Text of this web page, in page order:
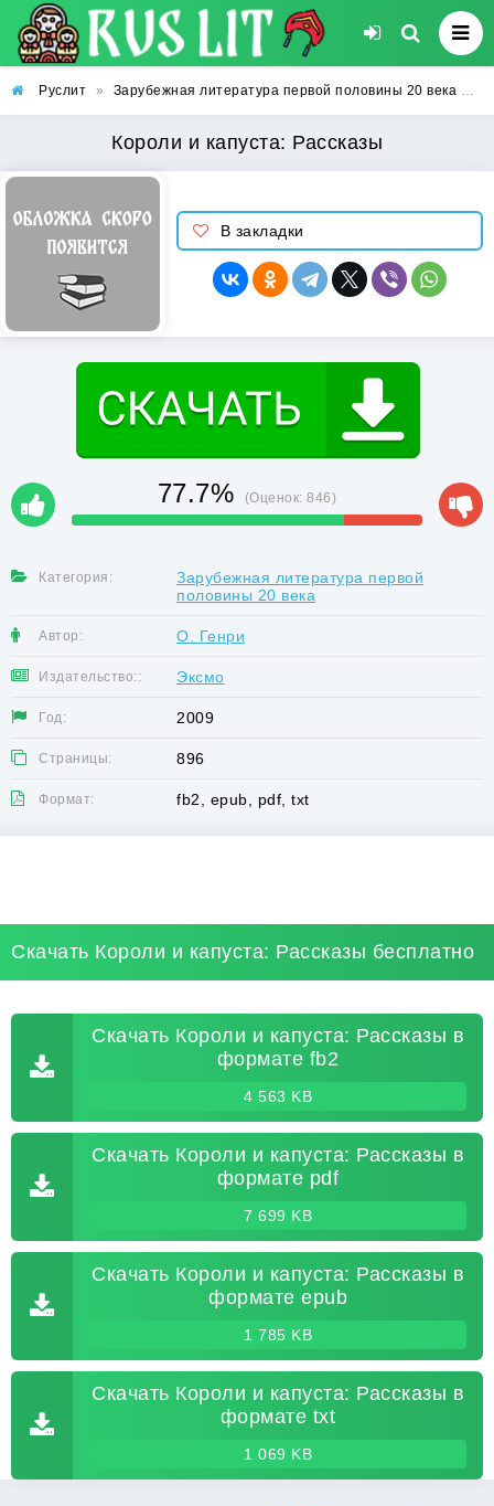
Руслит » Зарубежная литература первой половины 20 века »
Короли и капуста: Рассказы
В закладки
77.7% (Оценок:846)
Категория:
Зарубежная литература первой
половины 20 века
Автор: О. Генри
Издательство:: Эксмо
Год: 2009
Страницы: 896
Формат: fb2, epub, pdf, txt
Скачать Короли и капуста: Рассказы бесплатно
Скачать Короли и капуста: Рассказы в
формате fb2
4 563 KB
Скачать Короли и капуста: Рассказы в
формате pdf
7 699 KB
Скачать Короли и капуста: Рассказы в
формате epub
1 785 KB
Скачать Короли и капуста: Рассказы в
формате txt
1 069 KB